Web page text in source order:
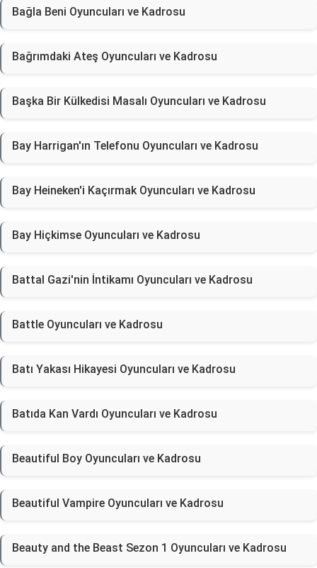
Bağla Beni Oyuncuları ve Kadrosu
Bağrımdaki Ateş Oyuncuları ve Kadrosu
Başka Bir Külkedisi Masalı Oyuncuları ve Kadrosu
Bay Harrigan'ın Telefonu Oyuncuları ve Kadrosu
Bay Heineken'i Kaçırmak Oyuncuları ve Kadrosu
Bay Hiçkimse Oyuncuları ve Kadrosu
Battal Gazi'nin İntikamı Oyuncuları ve Kadrosu
Battle Oyuncuları ve Kadrosu
Batı Yakası Hikayesi Oyuncuları ve Kadrosu
Batıda Kan Vardı Oyuncuları ve Kadrosu
Beautiful Boy Oyuncuları ve Kadrosu
Beautiful Vampire Oyuncuları ve Kadrosu
Beauty and the Beast Sezon 1 Oyuncuları ve Kadrosu